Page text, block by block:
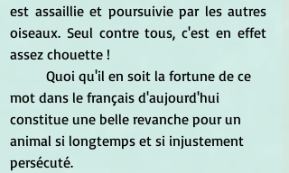
est assaillie et poursuivie par les autres
oiseaux. Seul contre tous, c'est en effet
assez chouette !
mot dans le français d'aujourd'hui
constitue une belle revanche pour un
animal si longtemps et si injustement
persécuté.